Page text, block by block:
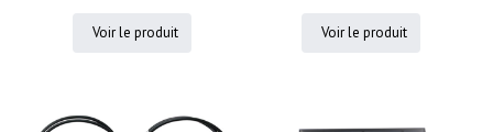
Voir le produit Voir le produit